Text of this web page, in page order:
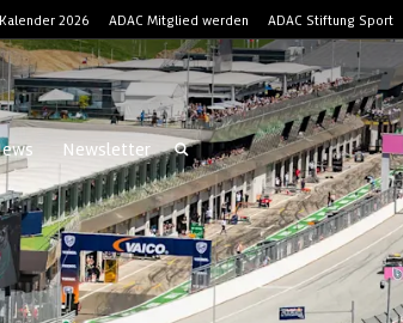
2026 ADAC Mitglied werden ADAC Stiftung Sport
Newsletter